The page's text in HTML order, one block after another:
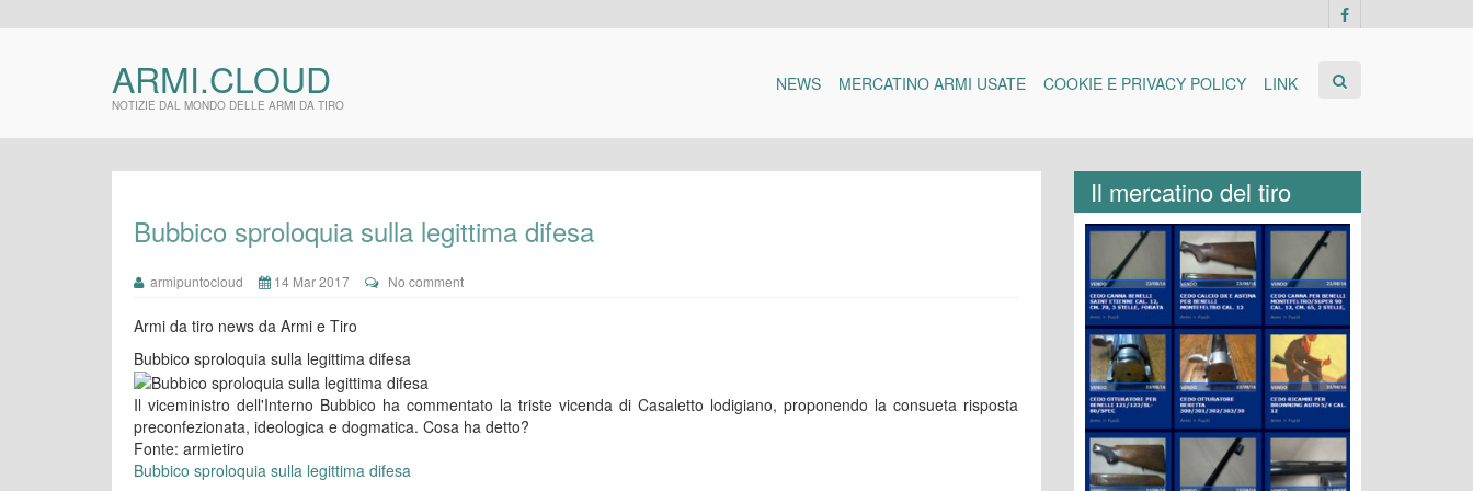
ARMI.CLOUD
NOTIZIE DAL MONDO DELLE ARMI DA TIRO
NEWS MERCATINO ARMI USATE COOKIE E PRIVACY POLICY LINK
Bubbico sproloquia sulla legittima difesa
armipuntocloud 14 Mar 2017 No comment
Armi da tiro news da Armi e Tiro
Bubbico sproloquia sulla legittima difesa
Il viceministro dell'Interno Bubbico ha commentato la triste vicenda di Casaletto lodigiano, proponendo la consueta risposta
preconfezionata, ideologica e dogmatica. Cosa ha detto?
Fonte: armietiro
Bubbico sproloquia sulla legittima difesa
Il mercatino del tiro